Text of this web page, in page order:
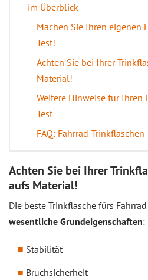
im Überblick
Machen Sie Ihren eigenen
Test!
Achten Sie bei Ihrer
Material!
Weitere Hinweise für Ihren
Test
FAQ: Fahrrad-Trinkflaschen
Achten Sie bei Ihrer
aufs Material!
Die beste Trinkflasche fürs Fahrrad
wesentliche Grundeigenschaften:
Stabilität
Bruchsicherheit